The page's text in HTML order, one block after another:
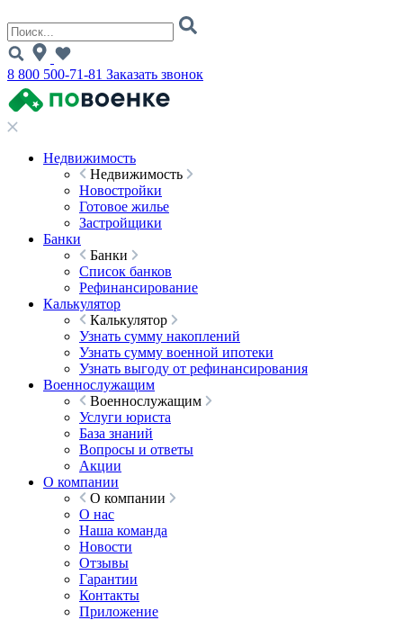
8 800 500-71-81 Заказать звонок
Недвижимость
Недвижимость
Новостройки
Готовое жилье
Застройщики
Банки
Банки
Список банков
Рефинансирование
Калькулятор
Калькулятор
Узнать сумму накоплений
Узнать сумму военной ипотеки
Узнать выгоду от рефинансирования
Военнослужащим
Военнослужащим
Услуги юриста
База знаний
Вопросы и ответы
Акции
О компании
О компании
О нас
Наша команда
Новости
Отзывы
Гарантии
Контакты
Приложение